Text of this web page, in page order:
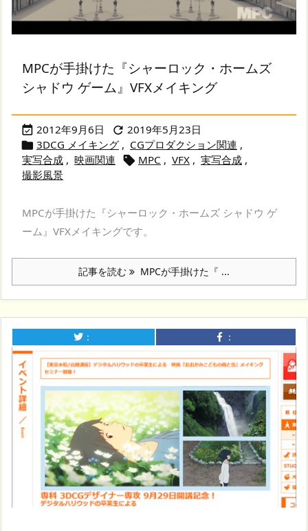
MPCが手掛けた『シャーロック・ホームズ
シャドウ ゲーム』VFXメイキング
 2012年9月6日  2019年5月23日
 3DCG メイキング , CGプロダクション関連 ,
実写合成 , 映画関連  MPC , VFX , 実写合成 ,
撮影風景
MPCが手掛けた『シャーロック・ホームズ シャドウ ゲ
ーム』VFXメイキングです。
記事を読む MPCが手掛けた『 ...
： ：